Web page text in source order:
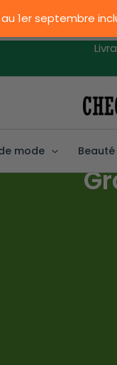
1er septembre
mode